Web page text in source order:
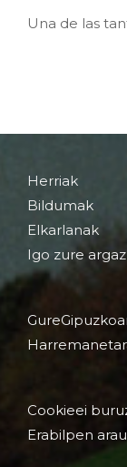
Una de las
Herriak
Bildumak
Elkarlanak
Igo zure
Cookieei
Erabilpen